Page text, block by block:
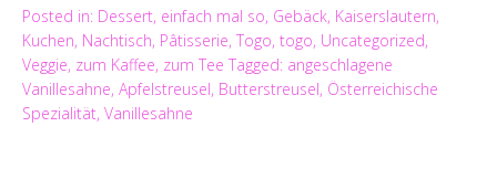
Posted in: Dessert, einfach mal so, Gebäck, Kaiserslautern,
Kuchen, Nachtisch, Pâtisserie, Togo, togo, Uncategorized,
Veggie, zum Kaffee, zum Tee Tagged: angeschlagene
Vanillesahne, Apfelstreusel, Butterstreusel, Österreichische
Spezialität, Vanillesahne